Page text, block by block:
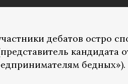
дебатов остро
бедных»).